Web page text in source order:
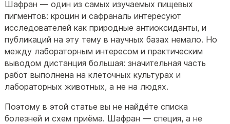
Шафран — один из самых изучаемых пищевых
пигментов: кроцин и сафраналь интересуют
исследователей как природные антиоксиданты, и
публикаций на эту тему в научных базах немало. Но
между лабораторным интересом и практическим
выводом дистанция большая: значительная часть
работ выполнена на клеточных культурах и
лабораторных животных, а не на людях.
Поэтому в этой статье вы не найдёте списка
болезней и схем приёма. Шафран — специя, а не